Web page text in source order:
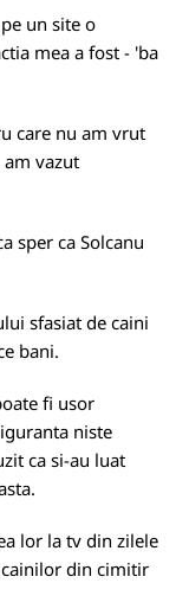
un site o
mea a fost - 'ba
care nu am vrut
am vazut
sper ca Solcanu
sfasiat de caini
bani.
fi usor
niste
ca si-au luat
lor la tv din zilele
cainilor din cimitir